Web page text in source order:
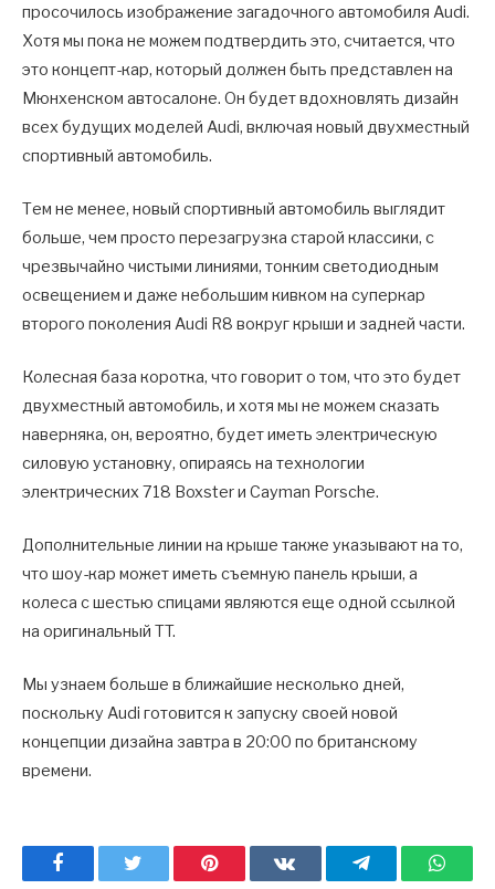
просочилось изображение загадочного автомобиля Audi.
Хотя мы пока не можем подтвердить это, считается, что
это концепт-кар, который должен быть представлен на
Мюнхенском автосалоне. Он будет вдохновлять дизайн
всех будущих моделей Audi, включая новый двухместный
спортивный автомобиль.
Тем не менее, новый спортивный автомобиль выглядит
больше, чем просто перезагрузка старой классики, с
чрезвычайно чистыми линиями, тонким светодиодным
освещением и даже небольшим кивком на суперкар
второго поколения Audi R8 вокруг крыши и задней части.
Колесная база коротка, что говорит о том, что это будет
двухместный автомобиль, и хотя мы не можем сказать
наверняка, он, вероятно, будет иметь электрическую
силовую установку, опираясь на технологии
электрических 718 Boxster и Cayman Porsche.
Дополнительные линии на крыше также указывают на то,
что шоу-кар может иметь съемную панель крыши, а
колеса с шестью спицами являются еще одной ссылкой
на оригинальный TT.
Мы узнаем больше в ближайшие несколько дней,
поскольку Audi готовится к запуску своей новой
концепции дизайна завтра в 20:00 по британскому
времени.
Facebook Pinterest ВКонтактеTelegram